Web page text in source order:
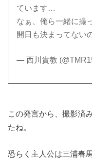
ています…
なぁ、俺ら一緒に撮
開日も決まってない
— 西川貴教
この発言から、撮影済
たね。
恐らく主人公は三浦春